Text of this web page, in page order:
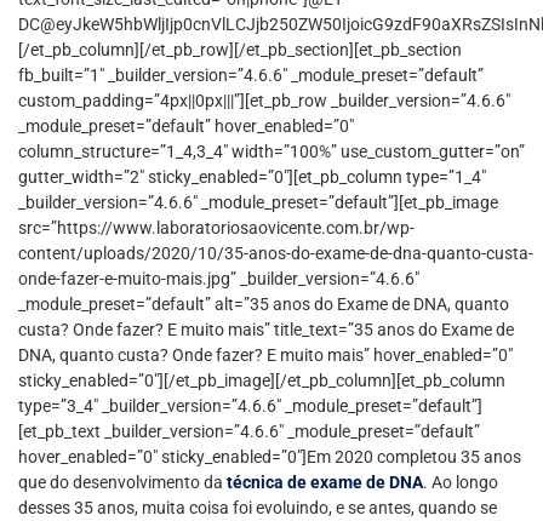
[/et_pb_column][/et_pb_row][/et_pb_section][et_pb_section
fb_built=”1″ _builder_version=”4.6.6″ _module_preset=”default”
custom_padding=”4px||0px|||”][et_pb_row _builder_version=”4.6.6″
_module_preset=”default” hover_enabled=”0″
column_structure=”1_4,3_4″ width=”100%” use_custom_gutter=”on”
gutter_width=”2″ sticky_enabled=”0″][et_pb_column type=”1_4″
_builder_version=”4.6.6″ _module_preset=”default”][et_pb_image
src=”https://www.laboratoriosaovicente.com.br/wp-
content/uploads/2020/10/35-anos-do-exame-de-dna-quanto-custa-
onde-fazer-e-muito-mais.jpg” _builder_version=”4.6.6″
_module_preset=”default” alt=”35 anos do Exame de DNA, quanto
custa? Onde fazer? E muito mais” title_text=”35 anos do Exame de
DNA, quanto custa? Onde fazer? E muito mais” hover_enabled=”0″
sticky_enabled=”0″][/et_pb_image][/et_pb_column][et_pb_column
type=”3_4″ _builder_version=”4.6.6″ _module_preset=”default”]
[et_pb_text _builder_version=”4.6.6″ _module_preset=”default”
hover_enabled=”0″ sticky_enabled=”0″]Em 2020 completou 35 anos
que do desenvolvimento da técnica de exame de DNA. Ao longo
desses 35 anos, muita coisa foi evoluindo, e se antes, quando se